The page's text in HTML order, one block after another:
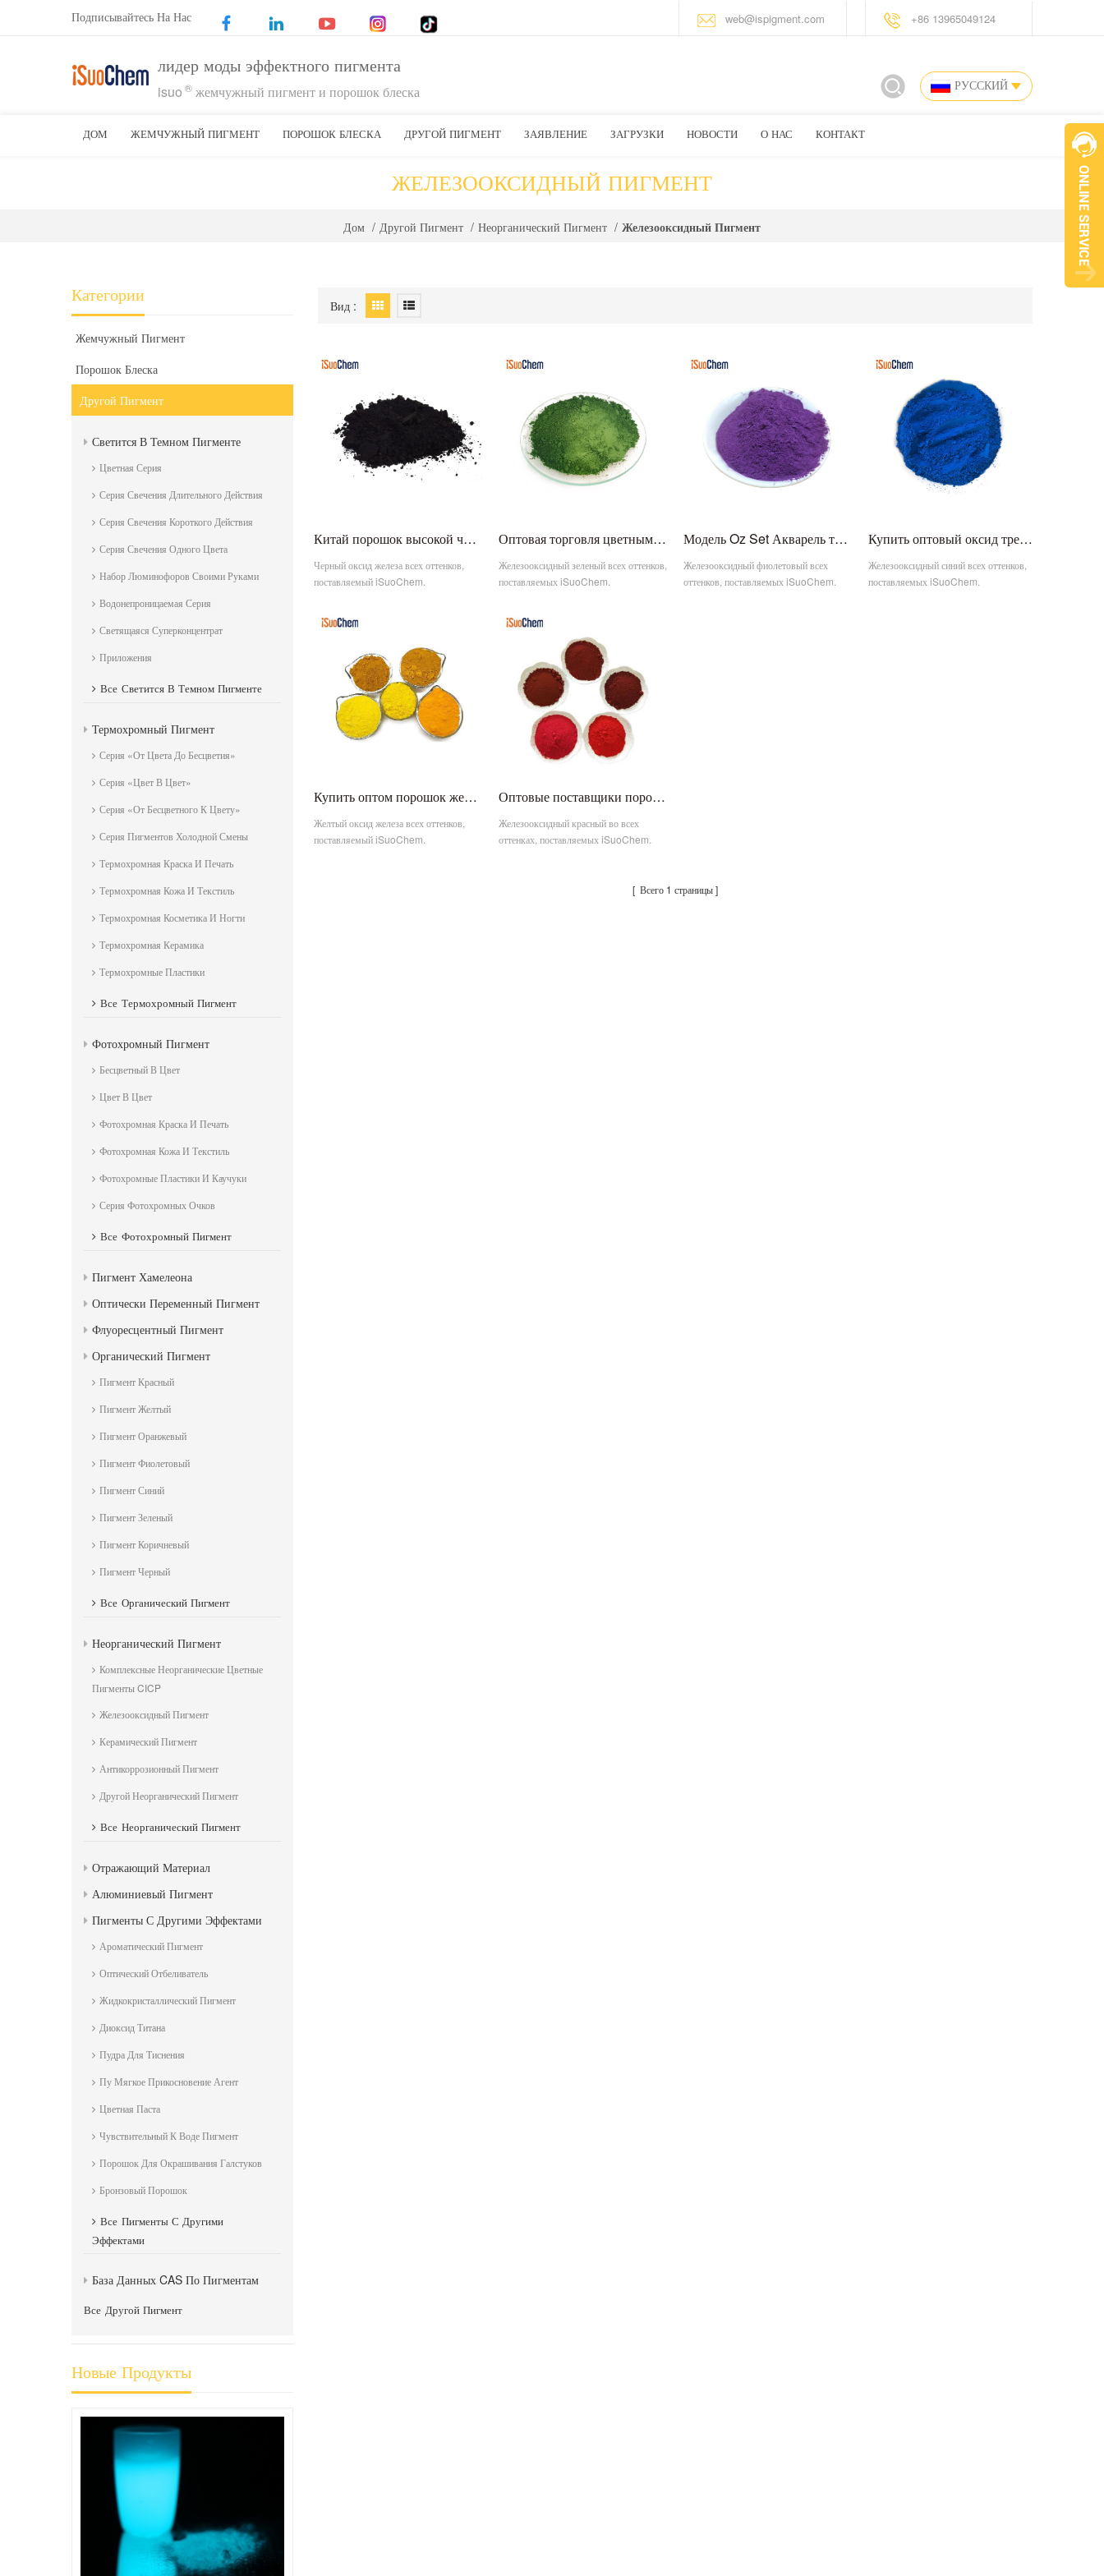
Подписывайтесь На Нас web@ispigment.com +86 13965049124
лидер моды эффектного пигмента
isuo ® жемчужный пигмент и порошок блеска РУССКИЙ
ДОМ ЖЕМЧУЖНЫЙ ПИГМЕНТ ПОРОШОК БЛЕСКА ДРУГОЙ ПИГМЕНТ ЗАЯВЛЕНИЕ ЗАГРУЗКИ НОВОСТИ О НАС КОНТАКТ
ЖЕЛЕЗООКСИДНЫЙ ПИГМЕНТ
Дом / Другой Пигмент / Неорганический Пигмент / Железооксидный Пигмент
Категории
Жемчужный Пигмент
Порошок Блеска
Другой Пигмент
Светится В Темном Пигменте
Цветная Серия
Серия Свечения Длительного Действия
Серия Свечения Короткого Действия
Серия Свечения Одного Цвета
Набор Люминофоров Своими Руками
Водонепроницаемая Серия
Светящаяся Суперконцентрат
Приложения
Все Светится В Темном Пигменте
Термохромный Пигмент
Серия «От Цвета До Бесцветия»
Серия «Цвет В Цвет»
Серия «От Бесцветного К Цвету»
Серия Пигментов Холодной Смены
Термохромная Краска И Печать
Термохромная Кожа И Текстиль
Термохромная Косметика И Ногти
Термохромная Керамика
Термохромные Пластики
Все Термохромный Пигмент
Фотохромный Пигмент
Бесцветный В Цвет
Цвет В Цвет
Фотохромная Краска И Печать
Фотохромная Кожа И Текстиль
Фотохромные Пластики И Каучуки
Серия Фотохромных Очков
Все Фотохромный Пигмент
Пигмент Хамелеона
Оптически Переменный Пигмент
Флуоресцентный Пигмент
Органический Пигмент
Пигмент Красный
Пигмент Желтый
Пигмент Оранжевый
Пигмент Фиолетовый
Пигмент Синий
Пигмент Зеленый
Пигмент Коричневый
Пигмент Черный
Все Органический Пигмент
Неорганический Пигмент
Комплексные Неорганические Цветные
Пигменты CICP
Железооксидный Пигмент
Керамический Пигмент
Антикоррозионный Пигмент
Другой Неорганический Пигмент
Все Неорганический Пигмент
Отражающий Материал
Алюминиевый Пигмент
Пигменты С Другими Эффектами
Ароматический Пигмент
Оптический Отбеливатель
Жидкокристаллический Пигмент
Диоксид Титана
Пудра Для Тиснения
Пу Мягкое Прикосновение Агент
Цветная Паста
Чувствительный К Воде Пигмент
Порошок Для Окрашивания Галстуков
Бронзовый Порошок
Все Пигменты С Другими
Эффектами
База Данных CAS По Пигментам
Все Другой Пигмент
Новые Продукты
Вид :
Китай порошок высокой чистоты железа черный оксид железа цветной пигмент цена
Черный оксид железа всех оттенков,
поставляемый iSuoChem.
Оптовая торговля цветным соединением железа Fe2O3 композитный оксид железа зеленый пигмент завод
Железооксидный зеленый всех оттенков,
поставляемых iSuoChem.
Модель Oz Set Акварель трехвалентного оксида железа фиолетовая цена за краску на ткани
Железооксидный фиолетовый всех
оттенков, поставляемых iSuoChem.
Купить оптовый оксид трехвалентного железа синий пигмент Цена
Железооксидный синий всех оттенков,
поставляемых iSuoChem.
Купить оптом порошок желтого пигмента оксида железа и железа
Желтый оксид железа всех оттенков,
поставляемый iSuoChem.
Оптовые поставщики порошка красного пигмента оксида железа и железа
Железооксидный красный во всех
оттенках, поставляемых iSuoChem.
Всего 1 страницы